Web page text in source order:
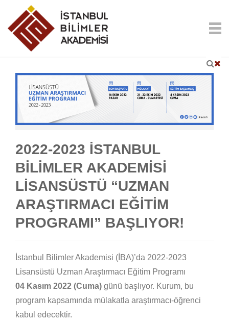
2022-2023 İSTANBUL
BİLİMLER AKADEMİSİ
LİSANSÜSTÜ “UZMAN
ARAŞTIRMACI EĞİTİM
PROGRAMI” BAŞLIYOR!
İstanbul Bilimler Akademisi (İBA)’da 2022-2023
Lisansüstü Uzman Araştırmacı Eğitim Programı
04 Kasım 2022 (Cuma) günü başlıyor. Kurum, bu
program kapsamında mülakatla araştırmacı-öğrenci
kabul edecektir.